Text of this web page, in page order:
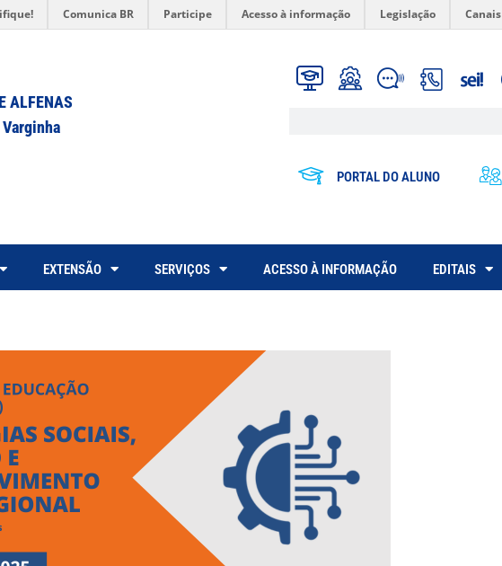
Comunica BR Participe Acesso à informação Legislação Canais
ALFENAS
PORTAL DO ALUNO
EXTENSÃO SERVIÇOS ACESSO À INFORMAÇÃO EDITAIS